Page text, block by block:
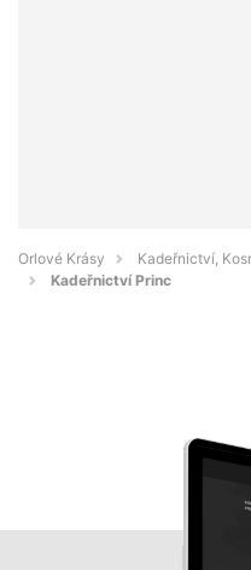
Orlové Krásy
Kadeřnictví,
Kadeřnictví Princ